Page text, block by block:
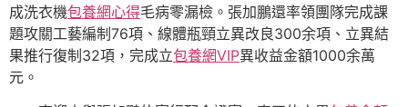
成洗衣機包養網心得毛病零漏檢。張加鵬還率領團隊完成課
題攻關工藝編制76項、線體瓶頸立異改良300余項、立異結
果推行復制32項，完成立包養網VIP異收益金額1000余萬
元。